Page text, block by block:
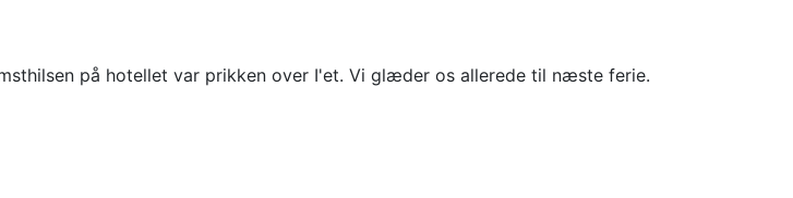
på hotellet var prikken over I'et. Vi glæder os allerede til næste ferie.